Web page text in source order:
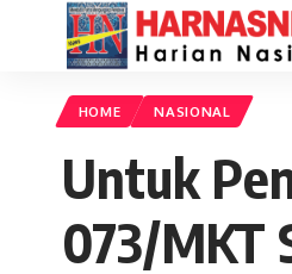
HOME NASIONAL
Untuk
073/MKT